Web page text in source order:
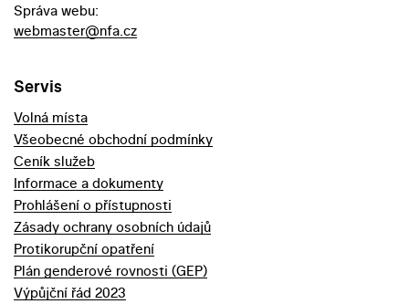
Správa webu:
webmaster@nfa.cz
Servis
Volná místa
Všeobecné obchodní podmínky
Ceník služeb
Informace a dokumenty
Prohlášení o přístupnosti
Zásady ochrany osobních údajů
Protikorupční opatření
Plán genderové rovnosti (GEP)
Výpůjční řád 2023